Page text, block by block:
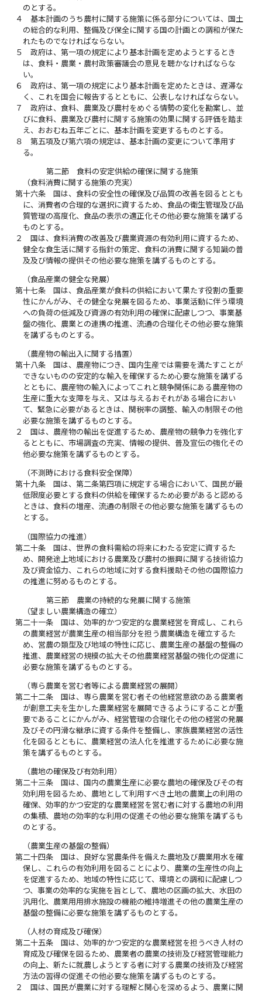
のとする。
４
基本計画のうち農村に関する施策に係る部分については、国土
の総合的な利用、整備及び保全に関する国の計画との調和が保た
れたものでなければならない。
５
政府は、第一項の規定により基本計画を定めようとするとき
は、食料・農業・農村政策審議会の意見を聴かなければならな
い。
６
政府は、第一項の規定により基本計画を定めたときは、遅滞な
く、これを国会に報告するとともに、公表しなければならない。
７
政府は、食料、農業及び農村をめぐる情勢の変化を勘案し、並
びに食料、農業及び農村に関する施策の効果に関する評価を踏ま
え、おおむね五年ごとに、基本計画を変更するものとする。
８
第五項及び第六項の規定は、基本計画の変更について準用す
る。
第二節 食料の安定供給の確保に関する施策
（食料消費に関する施策の充実）
第十六条
国は、食料の安全性の確保及び品質の改善を図るととも
に、消費者の合理的な選択に資するため、食品の衛生管理及び品
質管理の高度化、食品の表示の適正化その他必要な施策を講ずる
ものとする。
２
国は、食料消費の改善及び農業資源の有効利用に資するため、
健全な食生活に関する指針の策定、食料の消費に関する知識の普
及及び情報の提供その他必要な施策を講ずるものとする。
（食品産業の健全な発展）
第十七条
国は、食品産業が食料の供給において果たす役割の重要
性にかんがみ、その健全な発展を図るため、事業活動に伴う環境
への負荷の低減及び資源の有効利用の確保に配慮しつつ、事業基
盤の強化、農業との連携の推進、流通の合理化その他必要な施策
を講ずるものとする。
（農産物の輸出入に関する措置）
第十八条
国は、農産物につき、国内生産では需要を満たすことが
できないものの安定的な輸入を確保するため心要な施策を講ずる
とともに、農産物の輸入によってこれと競争関係にある農産物の
生産に重大な支障を与え、又は与えるおそれがある場合におい
て、緊急に必要があるときは、関税率の調整、輸入の制限その他
必要な施策を講ずるものとする。
２
国は、農産物の輸出を促進するため、農産物の競争力を強化す
るとともに、市場調査の充実、情報の提供、普及宣伝の強化その
他必要な施策を講ずるものとする。
（不測時における食料安全保障）
第十九条
国は、第二条第四項に規定する場合において、国民が最
低限度必要とする食料の供給を確保するため必要があると認める
ときは、食料の増産、流通の制限その他必要な施策を講ずるもの
とする。
（国際協力の推進）
第二十条
国は、世界の食料需給の将来にわたる安定に資するた
め、開発途上地域における農業及び農村の振興に関する技術協力
及び資金協力、これらの地域に対する食料援助その他の国際協力
の推進に努めるものとする。
第三節 農業の持続的な発展に関する施策
（望ましい農業構造の確立）
第二十一条
国は、効率的かつ安定的な農業経営を育成し、これら
の農業経営が農業生産の相当部分を担う農業構造を確立するた
め、営農の類型及び地域の特性に応じ、農業生産の基盤の整備の
推進、農業経営の規模の拡大その他農業経営基盤の強化の促進に
必要な施策を講ずるものとする。
（専ら農業を営む者等による農業経営の展開）
第二十二条
国は、専ら農業を営む者その他経営意欲のある農業者
が創意工夫を生かした農業経営を展開できるようにすることが重
要であることにかんがみ、経営管理の合理化その他の経営の発展
及びその円滑な継承に資する条件を整備し、家族農業経営の活性
化を図るとともに、農業経営の法人化を推進するために必要な施
策を講ずるものとする。
（農地の確保及び有効利用）
第二十三条
国は、国内の農業生産に必要な農地の確保及びその有
効利用を図るため、農地として利用すべき土地の農業上の利用の
確保、効率的かつ安定的な農業経営を営む者に対する農地の利用
の集積、農地の効率的な利用の促進その他必要な施策を講ずるも
のとする。
（農業生産の基盤の整備）
第二十四条
国は、良好な営農条件を備えた農地及び農業用水を確
保し、これらの有効利用を図ることにより、農業の生産性の向上
を促進するため、地域の特性に応じて、環境との調和に配慮しつ
つ、事業の効率的な実施を旨として、農地の区画の拡大、水田の
汎用化、農業用用排水施設の機能の維持増進その他の農業生産の
基盤の整備に必要な施策を講ずるものとする。
（人材の育成及び確保）
第二十五条
国は、効率的かつ安定的な農業経営を担うべき人材の
育成及び確保を図るため、農業者の農業の技術及び経営管理能力
の向上、新たに就農しようとする者に対する農業の技術及び経営
方法の習得の促進その他必要な施策を講ずるものとする。
２
国は、国民が農業に対する理解と関心を深めるよう、農業に関